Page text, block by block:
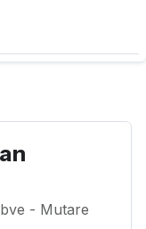
- Mutare